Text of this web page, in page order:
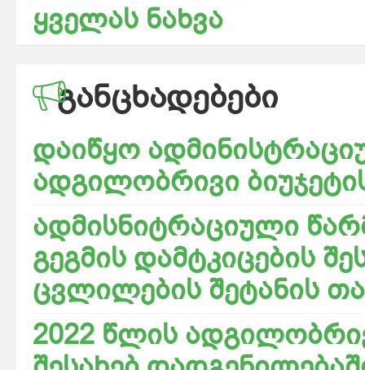
ყველას ნახვა
ᲒᲐᲜᲪᲮᲐᲓᲔᲑᲔᲑᲘ
დაიწყო
ადგილობრივი
ადმისნიტრაციული
გეგმის დამტკიცების
ცვლილების შეტანის
2022 წლის